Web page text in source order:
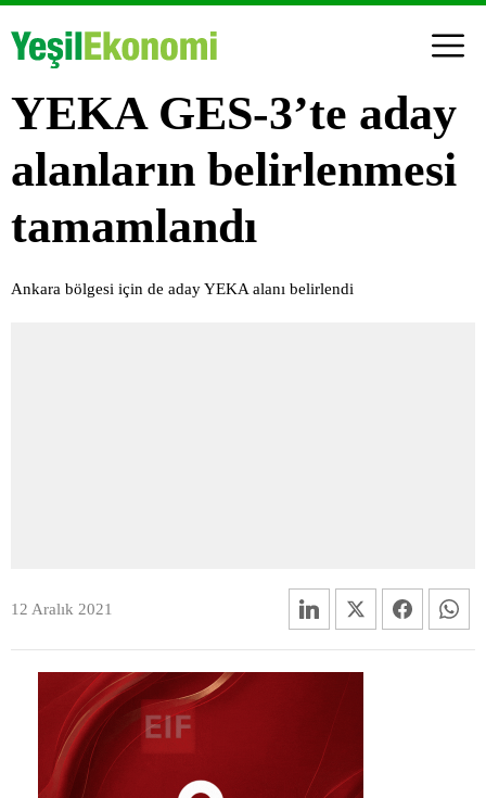
YEKA GES-3’te aday
alanların belirlenmesi
tamamlandı
Ankara bölgesi için de aday YEKA alanı belirlendi
12 Aralık 2021